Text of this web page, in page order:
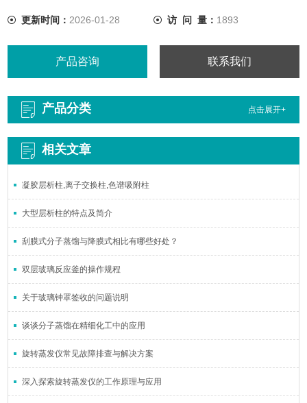
更新时间： 2026-01-28 访 问 量： 1893
产品咨询 联系我们
产品分类 点击展开+
相关文章
凝胶层析柱,离子交换柱,色谱吸附柱
大型层析柱的特点及简介
刮膜式分子蒸馏与降膜式相比有哪些好处？
双层玻璃反应釜的操作规程
关于玻璃钟罩签收的问题说明
谈谈分子蒸馏在精细化工中的应用
旋转蒸发仪常见故障排查与解决方案
深入探索旋转蒸发仪的工作原理与应用